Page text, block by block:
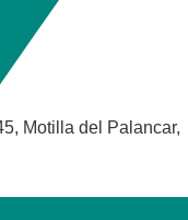
Motilla del Palancar,